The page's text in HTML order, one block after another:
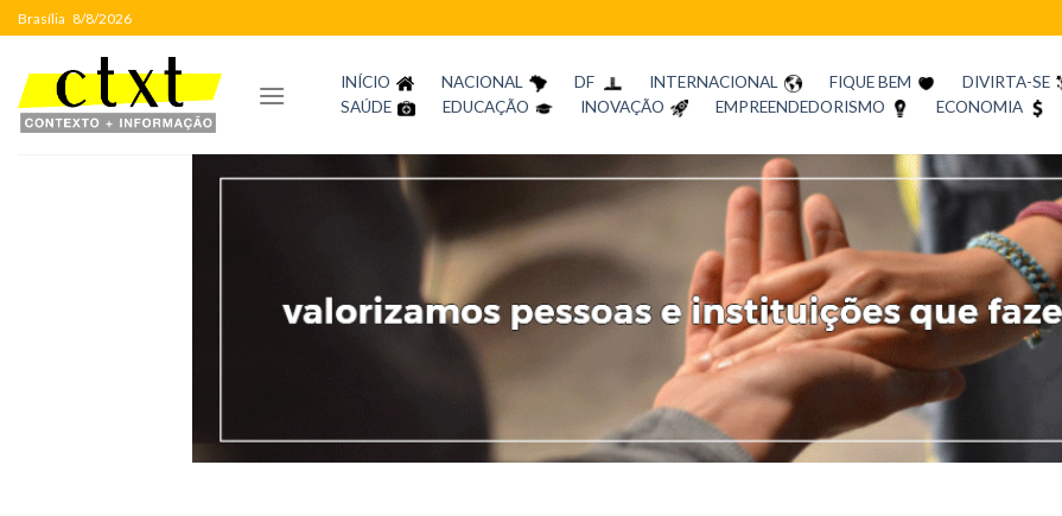
Skip
to
content
Brasília 8/8/2026
INÍCIO NACIONAL DF INTERNACIONAL FIQUE BEM DIVIRTA-SE
SAÚDE
EDUCAÇÃO INOVAÇÃO EMPREENDEDORISMO ECONOMIA